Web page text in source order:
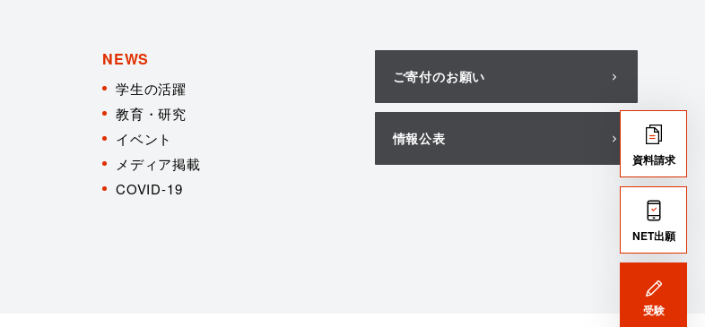
資料請求
NET出願
受験
NEWS
学生の活躍
教育・研究
イベント
メディア掲載
COVID-19
ご寄付のお願い
情報公表